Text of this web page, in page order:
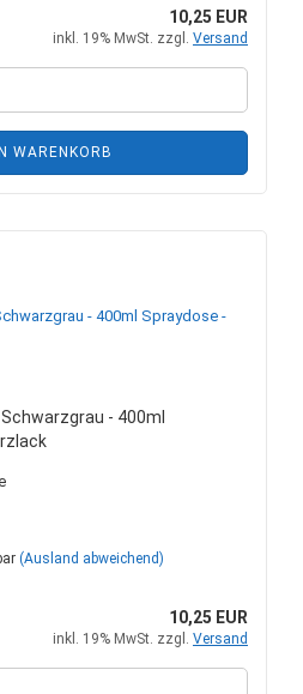
10,25 EUR
inkl. 19% MwSt. zzgl. Versand
WARENKORB
Schwarzgrau - 400ml
(Ausland abweichend)
10,25 EUR
inkl. 19% MwSt. zzgl. Versand